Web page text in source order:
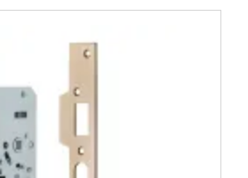
önlemi sunar ve uzun süreli
üretilmiştir. Ayrıca bu sürgülerin milli
modelleri de vardır. Söz
olan kilitler içinde düşme sürgülü
yer alır.Gömme kilitlerin çarpma ya
ile çalışan kapılar için üretilmiş olan
farklı tarzlarda kapıları tercih